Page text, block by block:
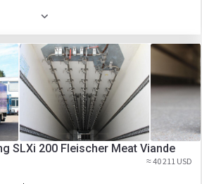
01.05.2011
Weiß
Chereau Thermo King SLXi 200 Fleischer Meat Viande
≈ 40 211 USD